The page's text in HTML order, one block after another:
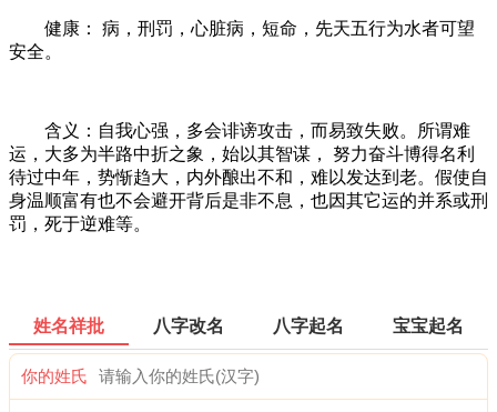
健康： 病，刑罚，心脏病，短命，先天五行为水者可望
安全。
含义：自我心强，多会诽谤攻击，而易致失败。所谓难
运，大多为半路中折之象，始以其智谋， 努力奋斗博得名利
待过中年，势惭趋大，内外酿出不和，难以发达到老。假使自
身温顺富有也不会避开背后是非不息，也因其它运的并系或刑
罚，死于逆难等。
姓名祥批 八字改名 八字起名 宝宝起名
你的姓氏